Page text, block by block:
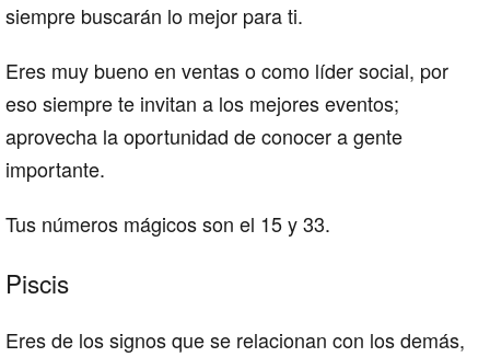
siempre buscarán lo mejor para ti.
Eres muy bueno en ventas o como líder social, por
eso siempre te invitan a los mejores eventos;
aprovecha la oportunidad de conocer a gente
importante.
Tus números mágicos son el 15 y 33.
Piscis
Eres de los signos que se relacionan con los demás,